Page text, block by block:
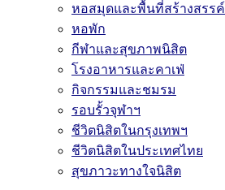
หอสมุดและพื้นที่สร้างสรรค์
หอพัก
กีฬาและสุขภาพนิสิต
โรงอาหารและคาเฟ่
กิจกรรมและชมรม
รอบรั้วจุฬาฯ
ชีวิตนิสิตในกรุงเทพฯ
ชีวิตนิสิตในประเทศไทย
สุขภาวะทางใจนิสิต